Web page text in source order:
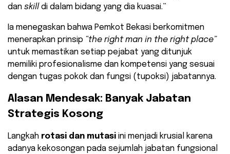
dan skill di dalam bidang yang dia kuasai.”
Ia menegaskan bahwa Pemkot Bekasi berkomitmen
menerapkan prinsip “the right man in the right place”
untuk memastikan setiap pejabat yang ditunjuk
memiliki profesionalisme dan kompetensi yang sesuai
dengan tugas pokok dan fungsi (tupoksi) jabatannya.
Alasan Mendesak: Banyak Jabatan
Strategis Kosong
Langkah rotasi dan mutasi ini menjadi krusial karena
adanya kekosongan pada sejumlah jabatan fungsional